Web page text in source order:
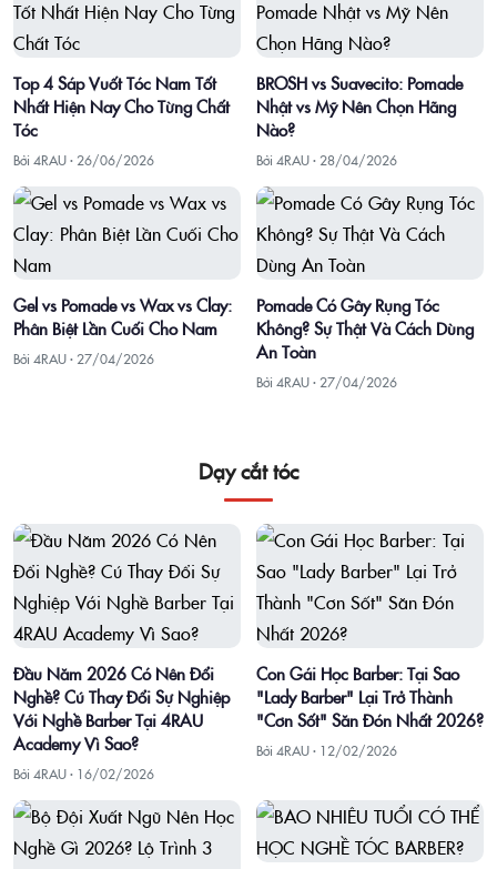
Top 4 Sáp Vuốt Tóc Nam Tốt
Nhất Hiện Nay Cho Từng Chất
Tóc
Bởi 4RAU · 26/06/2026
BROSH vs Suavecito: Pomade
Nhật vs Mỹ Nên Chọn Hãng
Nào?
Bởi 4RAU · 28/04/2026
Gel vs Pomade vs Wax vs Clay:
Phân Biệt Lần Cuối Cho Nam
Bởi 4RAU · 27/04/2026
Pomade Có Gây Rụng Tóc
Không? Sự Thật Và Cách Dùng
An Toàn
Bởi 4RAU · 27/04/2026
Dạy cắt tóc
Đầu Năm 2026 Có Nên Đổi
Nghề? Cú Thay Đổi Sự Nghiệp
Với Nghề Barber Tại 4RAU
Academy Vì Sao?
Bởi 4RAU · 16/02/2026
Con Gái Học Barber: Tại Sao
"Lady Barber" Lại Trở Thành
"Cơn Sốt" Săn Đón Nhất 2026?
Bởi 4RAU · 12/02/2026